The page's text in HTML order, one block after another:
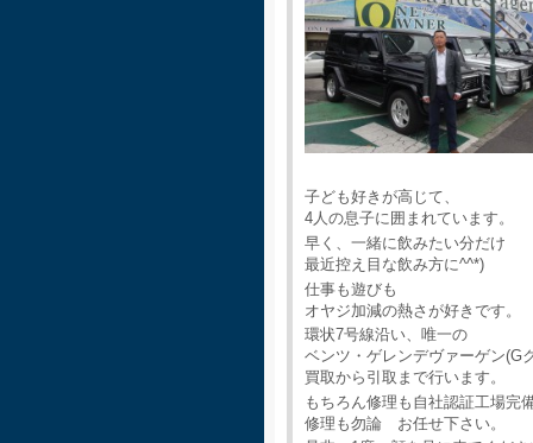
子ども好きが高じて、
4人の息子に囲まれています。
早く、一緒に飲みたい分だけ
最近控え目な飲み方に^^*)
仕事も遊びも
オヤジ加減の熱さが好きです。
環状7号線沿い、唯一の
ベンツ・ゲレンデヴァーゲン(G
買取から引取まで行います。
もちろん修理も自社認証工場完
修理も勿論 お任せ下さい。